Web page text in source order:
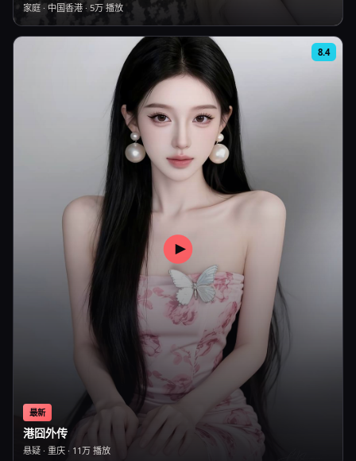
家庭 · 中国香港 · 5万 播放
8.4
最新
港囧外传
悬疑 · 重庆 · 11万 播放